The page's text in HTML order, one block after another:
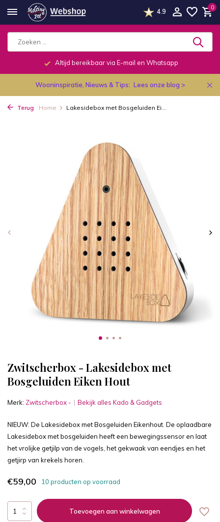
4.9
0
Altijd bereikbaar via E-mail en Whatsapp
Wooninspiratie, Nieuws & Tips: Lees onze blog >
Terug Home Lakesidebox met Bosgeluiden Ei...
Zwitscherbox - Lakesidebox met
Bosgeluiden Eiken Hout
Merk: Zwitscherbox - Bekijk alles Kado & Gadgets
NIEUW: De Lakesidebox met Bosgeluiden Eikenhout. De oplaadbare
Lakesidebox met bosgeluiden heeft een bewegingssensor en laat
het vrolijke getjilp van de vogels, het gekwaak van eendjes en het
getjirp van krekels horen.
€59,00 10 producten op voorraad
Toevoegen aan winkelwagen